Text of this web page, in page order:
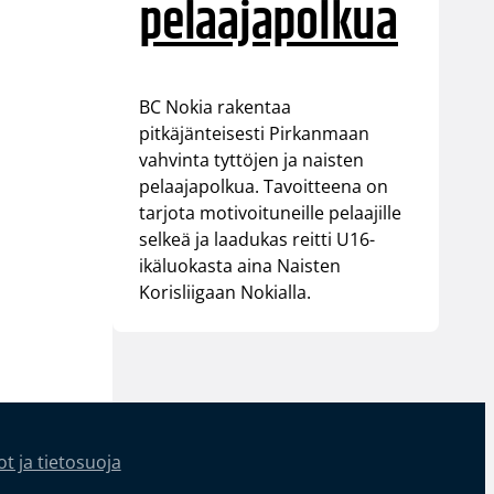
pelaajapolkua
BC Nokia rakentaa
pitkäjänteisesti Pirkanmaan
vahvinta tyttöjen ja naisten
pelaajapolkua. Tavoitteena on
tarjota motivoituneille pelaajille
selkeä ja laadukas reitti U16-
ikäluokasta aina Naisten
Korisliigaan Nokialla.
ja tietosuoja